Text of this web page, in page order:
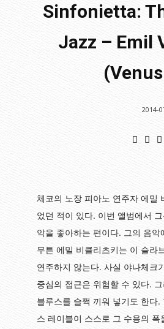
Sinfonietta:
Jazz – Emil
2014-
체코의 노장 피아노 연주자 에밀
었던 적이 있다. 이번 앨범에서
악을 좋아하는 편이다. 그의 음
무튼 에밀 비클리츠키는 이 슬라
연주하지 않는다. 사실 야나체크
중심의 접근은 위험할 수 있다.
블루스를 슬쩍 끼워 넣기도 한다
스 레이블이 스스로 그 수용의